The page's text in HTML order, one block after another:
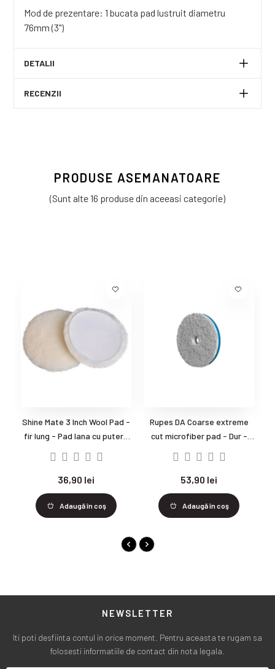
Mod de prezentare: 1 bucata pad lustruit diametru
76mm (3")
DETALII
RECENZII
PRODUSE ASEMANATOARE
(Sunt alte 16 produse din aceeasi categorie)
Shine Mate 3 Inch Wool Pad -
fir lung - Pad lana cu putere
36,90 lei
Adaugă în coş
Rupes DA Coarse extreme
cut microfiber pad - Dur -
53,90 lei
Adaugă în coş
NEWSLETTER
Iti poti desfiinta contul in orice moment. Pentru aceasta te rugam sa
folosesti informatiile de contact din nota legala.